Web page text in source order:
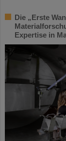
Die „Erste
Expertise in